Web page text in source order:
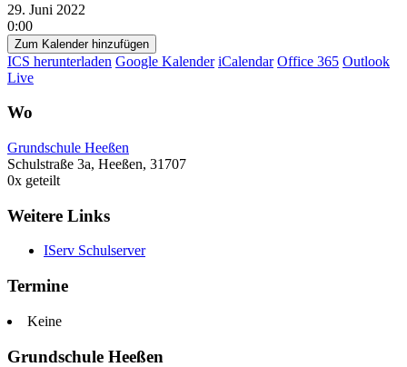
29. Juni 2022
0:00
Zum Kalender hinzufügen
ICS herunterladen Google Kalender iCalendar Office 365 Outlook
Live
Wo
Grundschule Heeßen
Schulstraße 3a, Heeßen, 31707
0x geteilt
Weitere Links
IServ Schulserver
Termine
Keine
Grundschule Heeßen